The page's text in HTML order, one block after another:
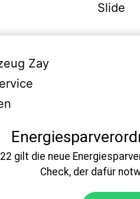
Slide
gilt die neue
Check, der dafür